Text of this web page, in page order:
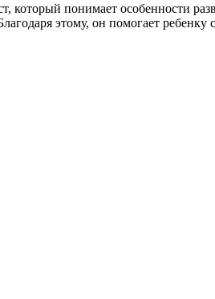
который понимает особенности
этому, он помогает